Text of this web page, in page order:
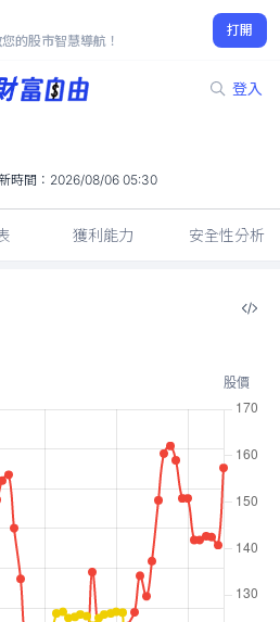
的股市智慧導航！
打開
登入
-1.8%
時間： 2026/08/06 05:30
獲利能力 安全性分析